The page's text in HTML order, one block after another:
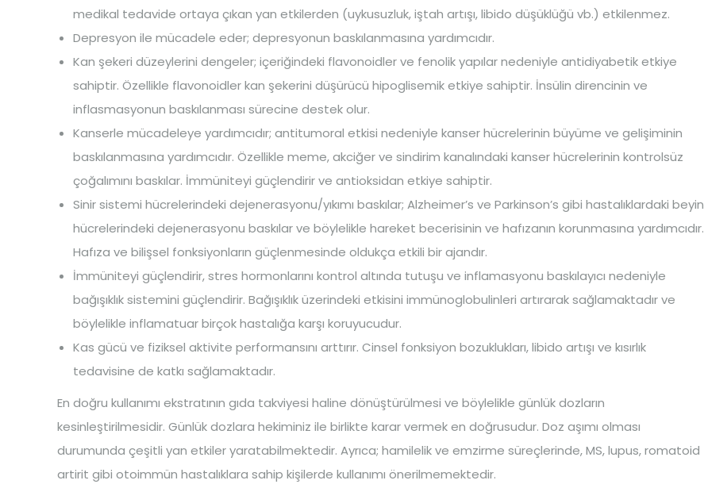
medikal tedavide ortaya çıkan yan etkilerden (uykusuzluk, iştah artışı, libido düşüklüğü vb.) etkilenmez.
Depresyon ile mücadele eder; depresyonun baskılanmasına yardımcıdır.
Kan şekeri düzeylerini dengeler; içeriğindeki flavonoidler ve fenolik yapılar nedeniyle antidiyabetik etkiye
sahiptir. Özellikle flavonoidler kan şekerini düşürücü hipoglisemik etkiye sahiptir. İnsülin direncinin ve
inflasmasyonun baskılanması sürecine destek olur.
Kanserle mücadeleye yardımcıdır; antitumoral etkisi nedeniyle kanser hücrelerinin büyüme ve gelişiminin
baskılanmasına yardımcıdır. Özellikle meme, akciğer ve sindirim kanalındaki kanser hücrelerinin kontrolsüz
çoğalımını baskılar. İmmüniteyi güçlendirir ve antioksidan etkiye sahiptir.
Sinir sistemi hücrelerindeki dejenerasyonu/yıkımı baskılar; Alzheimer’s ve Parkinson’s gibi hastalıklardaki beyin
hücrelerindeki dejenerasyonu baskılar ve böylelikle hareket becerisinin ve hafızanın korunmasına yardımcıdır.
Hafıza ve bilişsel fonksiyonların güçlenmesinde oldukça etkili bir ajandır.
İmmüniteyi güçlendirir, stres hormonlarını kontrol altında tutuşu ve inflamasyonu baskılayıcı nedeniyle
bağışıklık sistemini güçlendirir. Bağışıklık üzerindeki etkisini immünoglobulinleri artırarak sağlamaktadır ve
böylelikle inflamatuar birçok hastalığa karşı koruyucudur.
Kas gücü ve fiziksel aktivite performansını arttırır. Cinsel fonksiyon bozuklukları, libido artışı ve kısırlık
tedavisine de katkı sağlamaktadır.
En doğru kullanımı ekstratının gıda takviyesi haline dönüştürülmesi ve böylelikle günlük dozların
kesinleştirilmesidir. Günlük dozlara hekiminiz ile birlikte karar vermek en doğrusudur. Doz aşımı olması
durumunda çeşitli yan etkiler yaratabilmektedir. Ayrıca; hamilelik ve emzirme süreçlerinde, MS, lupus, romatoid
artirit gibi otoimmün hastalıklara sahip kişilerde kullanımı önerilmemektedir.